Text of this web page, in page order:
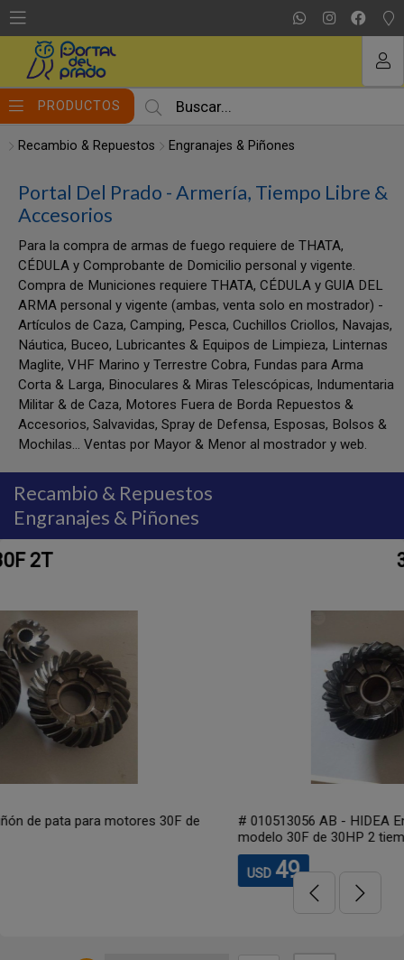
PRODUCTOS
Recambio & Repuestos Engranajes & Piñones
Portal Del Prado - Armería, Tiempo Libre &
Accesorios
Para la compra de armas de fuego requiere de THATA,
CÉDULA y Comprobante de Domicilio personal y vigente.
Compra de Municiones requiere THATA, CÉDULA y GUIA DEL
ARMA personal y vigente (ambas, venta solo en mostrador) -
Artículos de Caza, Camping, Pesca, Cuchillos Criollos, Navajas,
Náutica, Buceo, Lubricantes & Equipos de Limpieza, Linternas
Maglite, VHF Marino y Terrestre Cobra, Fundas para Arma
Corta & Larga, Binoculares & Miras Telescópicas, Indumentaria
Militar & de Caza, Motores Fuera de Borda Repuestos &
Accesorios, Salvavidas, Spray de Defensa, Esposas, Bolsos &
Mochilas... Ventas por Mayor & Menor al mostrador y web.
Recambio & Repuestos
Engranajes & Piñones
# 010513056 AB - HIDEA Engranaje de AVANTE para motores